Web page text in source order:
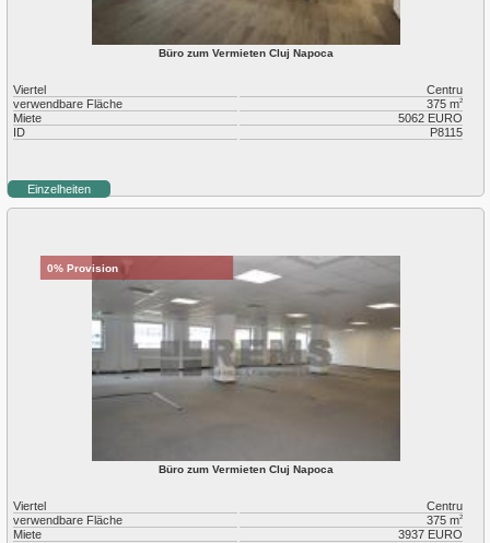
Büro zum Vermieten Cluj Napoca
Viertel
Centru
verwendbare Fläche
375 m2
Miete
5062 EURO
ID
P8115
Einzelheiten
0% Provision
Büro zum Vermieten Cluj Napoca
Viertel
Centru
verwendbare Fläche
375 m2
Miete
3937 EURO